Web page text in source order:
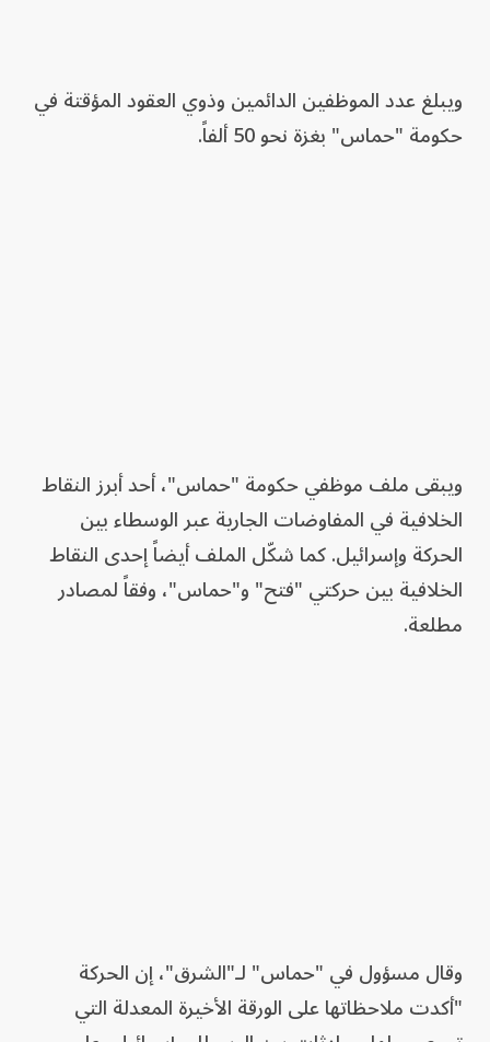
ويبلغ عدد الموظفين الدائمين وذوي العقود المؤقتة في
حكومة "حماس" بغزة نحو 50 ألفاً.
ويبقى ملف موظفي حكومة "حماس"، أحد أبرز النقاط
الخلافية في المفاوضات الجارية عبر الوسطاء بين
الحركة وإسرائيل. كما شكّل الملف أيضاً إحدى النقاط
الخلافية بين حركتي "فتح" و"حماس"، وفقاً لمصادر
مطلعة.
وقال مسؤول في "حماس" لـ"الشرق"، إن الحركة
"أكدت ملاحظاتها على الورقة الأخيرة المعدلة التي